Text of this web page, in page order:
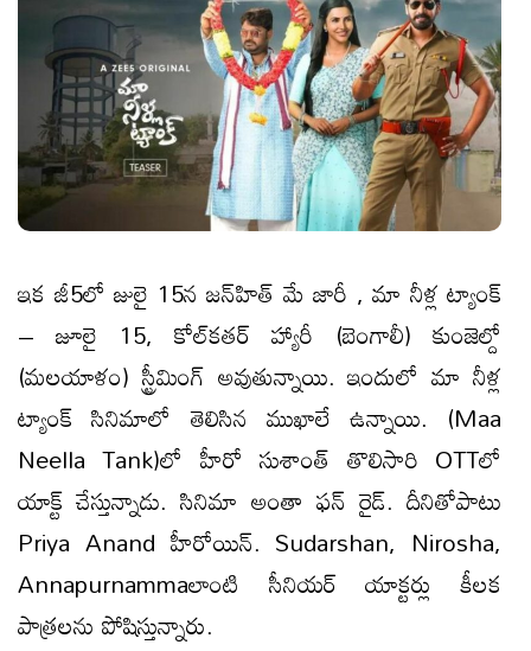
ఇక జీ5లో జులై 15న జన్‌హిత్‌ మే జారీ , మా నీళ్ల ట్యాంక్‌
– జూలై 15, కోల్‌కతర్‌ హ్యారీ (బెంగాలీ) కుంజెల్దో
(మలయాళం) స్ట్రీమింగ్ అవుతున్నాయి. ఇందులో మా నీళ్ల
ట్యాంక్ సినిమాలో తెలిసిన ముఖాలే ఉన్నాయి. (Maa
Neella Tank)లో హీరో సుశాంత్ తొలిసారి OTTలో
యాక్ట్ చేస్తున్నాడు. సినిమా అంతా ఫ‌న్ రైడ్. దీనితోపాటు
Priya Anand హీరోయిన్. Sudarshan, Nirosha,
Annapurnammaలాంటి సీనియ‌ర్ యాక్ట‌ర్లు కీల‌క
పాత్ర‌ల‌ను పోషిస్తున్నారు.